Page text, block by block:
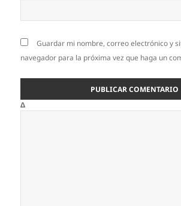
Guardar mi nombre, correo electrónico y
navegador para la próxima vez que haga un
Δ